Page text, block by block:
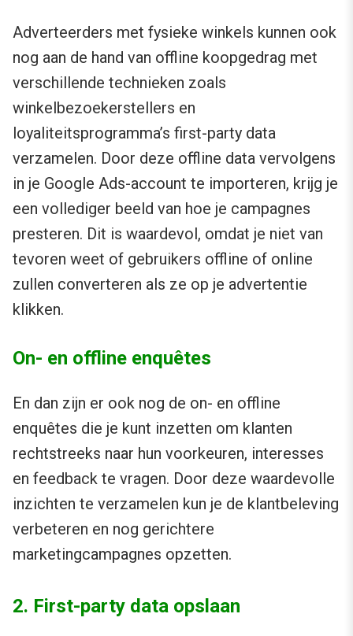
Adverteerders met fysieke winkels kunnen ook
nog aan de hand van offline koopgedrag met
verschillende technieken zoals
winkelbezoekerstellers en
loyaliteitsprogramma’s first-party data
verzamelen. Door deze offline data vervolgens
in je Google Ads-account te importeren, krijg je
een vollediger beeld van hoe je campagnes
presteren. Dit is waardevol, omdat je niet van
tevoren weet of gebruikers offline of online
zullen converteren als ze op je advertentie
klikken.
On- en offline enquêtes
En dan zijn er ook nog de on- en offline
enquêtes die je kunt inzetten om klanten
rechtstreeks naar hun voorkeuren, interesses
en feedback te vragen. Door deze waardevolle
inzichten te verzamelen kun je de klantbeleving
verbeteren en nog gerichtere
marketingcampagnes opzetten.
2. First-party data opslaan